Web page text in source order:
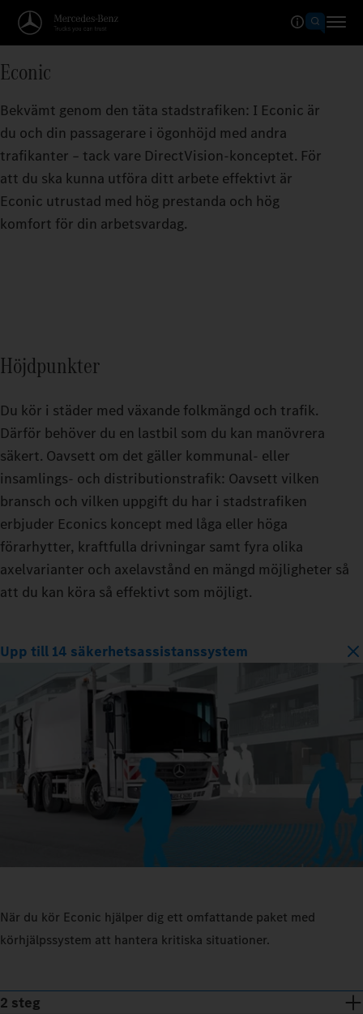
Econic
Bekvämt genom den täta stadstrafiken: I Econic är
du och din passagerare i ögonhöjd med andra
trafikanter – tack vare DirectVision-konceptet. För
att du ska kunna utföra ditt arbete effektivt är
Econic utrustad med hög prestanda och hög
komfort för din arbetsvardag.
Höjdpunkter
Du kör i städer med växande folkmängd och trafik.
Därför behöver du en lastbil som du kan manövrera
säkert. Oavsett om det gäller kommunal- eller
insamlings- och distributionstrafik: Oavsett vilken
bransch och vilken uppgift du har i stadstrafiken
erbjuder Econics koncept med låga eller höga
förarhytter, kraftfulla drivningar samt fyra olika
axelvarianter och axelavstånd en mängd möjligheter så
att du kan köra så effektivt som möjligt.
Upp till 14 säkerhetsassistanssystem
När du kör Econic hjälper dig ett omfattande paket med
körhjälpssystem att hantera kritiska situationer.
2 steg